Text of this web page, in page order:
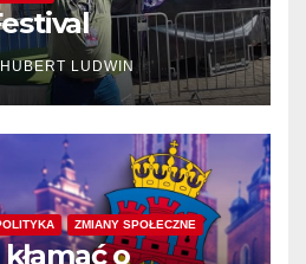
HUBERT LUDWIN
ZMIANY SPOŁECZNE
o